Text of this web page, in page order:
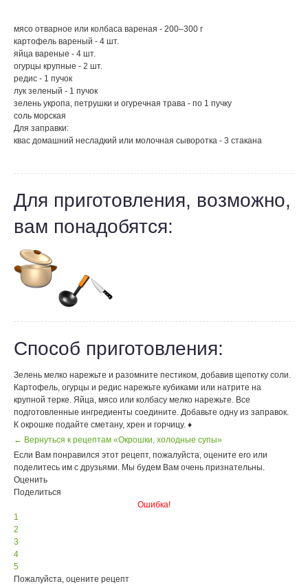
мясо отварное или колбаса вареная - 200–300 г
картофель вареный - 4 шт.
яйца вареные - 4 шт.
огурцы крупные - 2 шт.
редис - 1 пучок
лук зеленый - 1 пучок
зелень укропа, петрушки и огуречная трава - по 1 пучку
соль морская
Для заправки:
квас домашний несладкий или молочная сыворотка - 3 стакана
Для приготовления, возможно,
вам понадобятся:
Способ приготовления:
Зелень мелко нарежьте и разомните пестиком, добавив щепотку соли.
Картофель, огурцы и редис нарежьте кубиками или натрите на
крупной терке. Яйца, мясо или колбасу мелко нарежьте. Все
подготовленные ингредиенты соедините. Добавьте одну из заправок.
К окрошке подайте сметану, хрен и горчицу. ♦
← Вернуться к рецептам «Окрошки, холодные супы»
Если Вам понравился этот рецепт, пожалуйста, оцените его или
поделитесь им с друзьями. Мы будем Вам очень признательны.
Оценить
Поделиться
Ошибка!
1
2
3
4
5
Пожалуйста, оцените рецепт